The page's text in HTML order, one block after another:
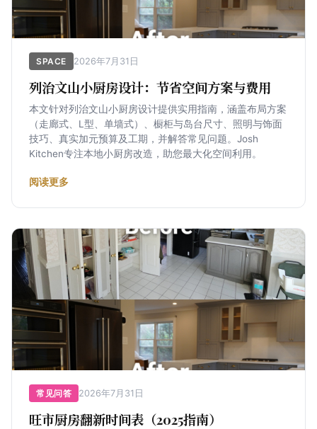
SPACE 2026年7月31日
列治文山小厨房设计：节省空间方案与费用
本文针对列治文山小厨房设计提供实用指南，涵盖布局方案
（走廊式、L型、单墙式）、橱柜与岛台尺寸、照明与饰面
技巧、真实加元预算及工期，并解答常见问题。Josh
Kitchen专注本地小厨房改造，助您最大化空间利用。
阅读更多
常见问答 2026年7月31日
旺市厨房翻新时间表（2025指南）